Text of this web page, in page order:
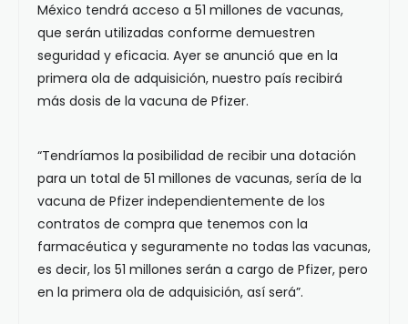
México tendrá acceso a 51 millones de vacunas,
que serán utilizadas conforme demuestren
seguridad y eficacia. Ayer se anunció que en la
primera ola de adquisición, nuestro país recibirá
más dosis de la vacuna de Pfizer.
“Tendríamos la posibilidad de recibir una dotación
para un total de 51 millones de vacunas, sería de la
vacuna de Pfizer independientemente de los
contratos de compra que tenemos con la
farmacéutica y seguramente no todas las vacunas,
es decir, los 51 millones serán a cargo de Pfizer, pero
en la primera ola de adquisición, así será”.